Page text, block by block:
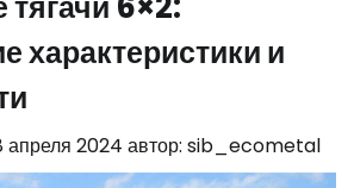
характеристики и
апреля 2024 автор: sib_ecometal